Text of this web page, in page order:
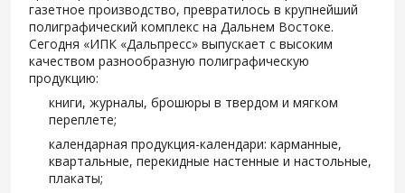
газетное производство, превратилось в крупнейший
полиграфический комплекс на Дальнем Востоке.
Сегодня «ИПК «Дальпресс» выпускает с высоким
качеством разнообразную полиграфическую
продукцию:
книги, журналы, брошюры в твердом и мягком
переплете;
календарная продукция-календари: карманные,
квартальные, перекидные настенные и настольные,
плакаты;